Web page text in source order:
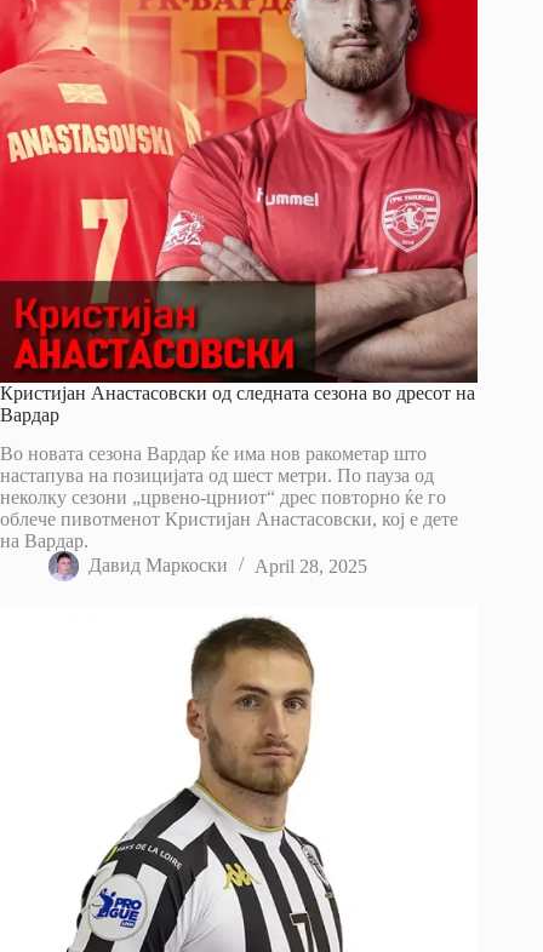
Кристијан Анастасовски од следната сезона во дресот на
Вардар
Во новата сезона Вардар ќе има нов ракометар што
настапува на позицијата од шест метри. По пауза од
неколку сезони „црвено-црниот“ дрес повторно ќе го
облече пивотменот Кристијан Анастасовски, кој е дете
на Вардар.
Давид Маркоски
April 28, 2025